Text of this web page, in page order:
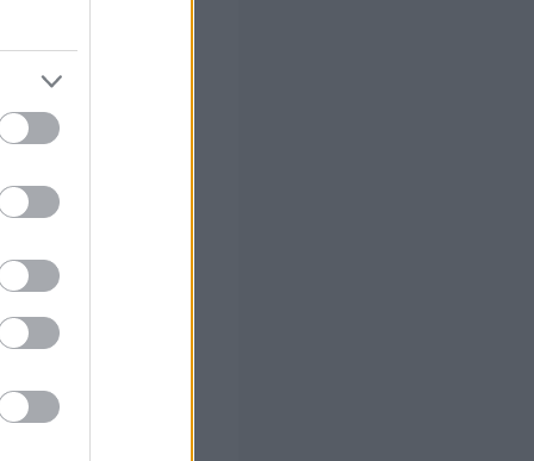
με το Δήμο
με την ίδια
τους όπως
ημέρα
τυχόν
του
των
τους σχέσης
Αθηναίων